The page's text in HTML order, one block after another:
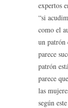
expertos
“si
como el
un patrón
parece
patrón
parece
las
según